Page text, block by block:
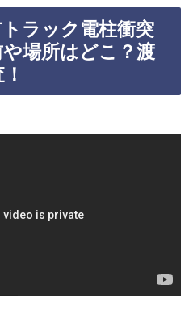
ラック電柱衝突
場所はどこ？渡